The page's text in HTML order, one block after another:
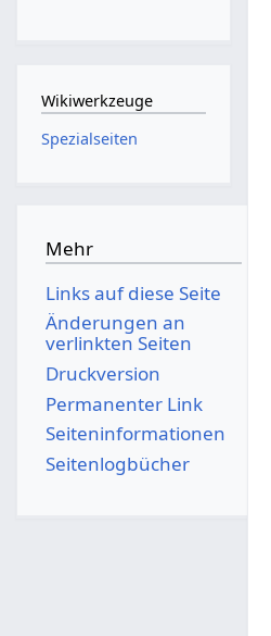
Wikiwerkzeuge
Spezialseiten
Mehr
Links auf diese Seite
Änderungen an
verlinkten Seiten
Druckversion
Permanenter Link
Seiten­­informationen
Seitenlogbücher